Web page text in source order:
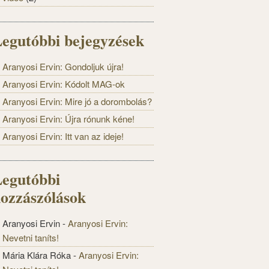
bejegyzések
Aranyosi Ervin: Gondoljuk újra!
Aranyosi Ervin: Kódolt MAG-ok
Aranyosi Ervin: Mire jó a dorombolás?
Aranyosi Ervin: Újra rónunk kéne!
Aranyosi Ervin: Itt van az ideje!
Aranyosi Ervin-Aranyosi Ervin:
Nevetni taníts!
Mária Klára Róka-Aranyosi Ervin: